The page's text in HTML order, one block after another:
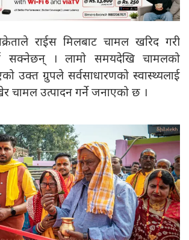
राईस मिलबाट चामल खरिद गरी
सक्नेछन् । लामो समयदेखि चामलको
उक्त ग्रुपले सर्वसाधारणको स्वास्थ्यलाई
चामल उत्पादन गर्ने जनाएको छ ।